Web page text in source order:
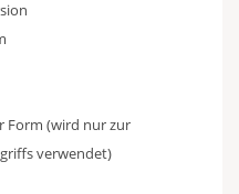
Form (wird nur zur
verwendet)